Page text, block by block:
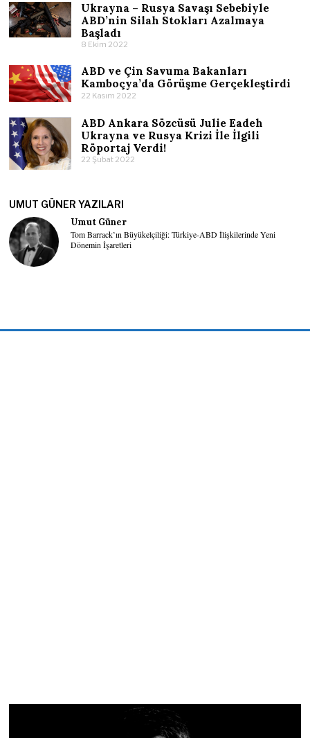
Ukrayna – Rusya Savaşı Sebebiyle
ABD’nin Silah Stokları Azalmaya
Başladı
8 Ekim 2022
ABD ve Çin Savuma Bakanları
Kamboçya’da Görüşme Gerçekleştirdi
22 Kasım 2022
ABD Ankara Sözcüsü Julie Eadeh
Ukrayna ve Rusya Krizi İle İlgili
Röportaj Verdi!
22 Şubat 2022
UMUT GÜNER YAZILARI
Umut Güner
Tom Barrack’ın Büyükelçiliği: Türkiye-ABD İlişkilerinde Yeni
Dönemin İşaretleri